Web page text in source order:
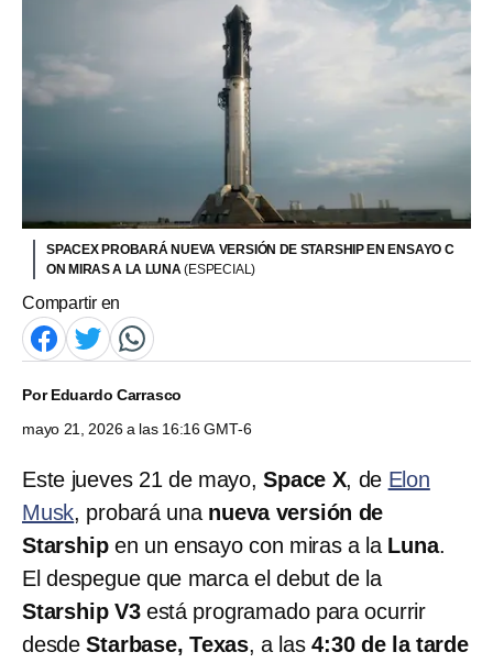
SPACEX PROBARÁ NUEVA VERSIÓN DE STARSHIP EN ENSAYO C
ON MIRAS A LA LUNA(ESPECIAL)
Compartir en
PorEduardo Carrasco
mayo 21, 2026 a las 16:16 GMT-6
Este jueves 21 de mayo,Space X, de Elon
Musk, probará una nueva versión de
Starshipen un ensayo con miras a la Luna.
El despegue que marca el debut de la
Starship V3está programado para ocurrir
desdeStarbase, Texas, a las4:30 de la tarde